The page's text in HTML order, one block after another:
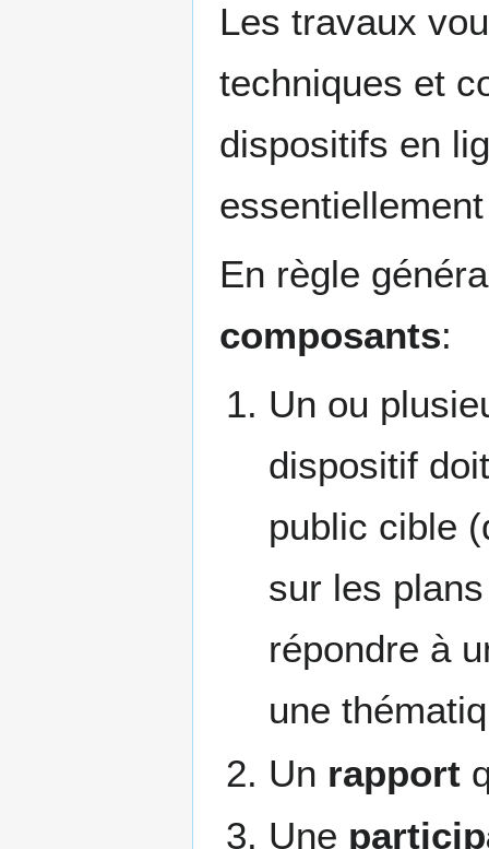
Les travaux
techniques et
dispositifs en
En règle
composants:
Un ou
dispositif
public cible
sur les
répondre à
une
Un rapport
Une